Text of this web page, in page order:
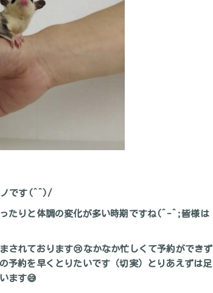
ノです(^^)/
たりと体調の変化が多い時期ですね(^-^;皆様は
されております😢なかなか忙しくて予約ができず
予約を早くとりたいです（切実）とりあえずは足
ます😅